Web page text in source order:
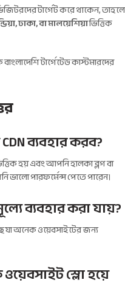
টার্গেট করে থাকেন, তাহলে
ঢাকা, বা মালয়েশিয়াভিত্তিক
টার্গেটেড কাস্টমারদের
ব্যবহার করব?
হয় এবং আপনি হালকা ব্লগ বা
ভালো পারফর্মেন্স পেতে পারেন।
ব্যবহার করা যায়?
যা অনেক ওয়েবসাইটের জন্য
স্লো হয়ে